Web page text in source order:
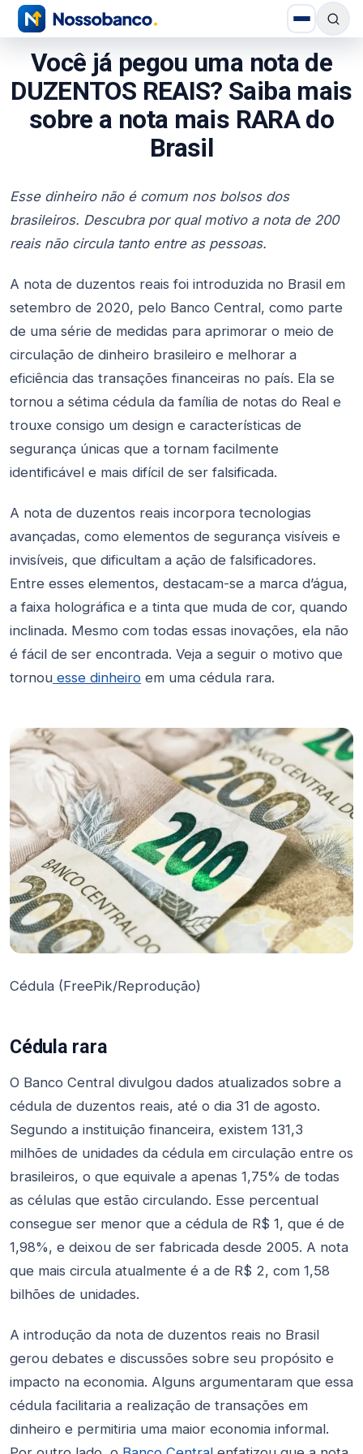
Você já pegou uma nota de
DUZENTOS REAIS? Saiba mais
sobre a nota mais RARA do
Brasil
Esse dinheiro não é comum nos bolsos dos
brasileiros. Descubra por qual motivo a nota de 200
reais não circula tanto entre as pessoas.
A nota de duzentos reais foi introduzida no Brasil em
setembro de 2020, pelo Banco Central, como parte
de uma série de medidas para aprimorar o meio de
circulação de dinheiro brasileiro e melhorar a
eficiência das transações financeiras no país. Ela se
tornou a sétima cédula da família de notas do Real e
trouxe consigo um design e características de
segurança únicas que a tornam facilmente
identificável e mais difícil de ser falsificada.
A nota de duzentos reais incorpora tecnologias
avançadas, como elementos de segurança visíveis e
invisíveis, que dificultam a ação de falsificadores.
Entre esses elementos, destacam-se a marca d’água,
a faixa holográfica e a tinta que muda de cor, quando
inclinada. Mesmo com todas essas inovações, ela não
é fácil de ser encontrada. Veja a seguir o motivo que
tornou esse dinheiro em uma cédula rara.
Cédula (FreePik/Reprodução)
Cédula rara
O Banco Central divulgou dados atualizados sobre a
cédula de duzentos reais, até o dia 31 de agosto.
Segundo a instituição financeira, existem 131,3
milhões de unidades da cédula em circulação entre os
brasileiros, o que equivale a apenas 1,75% de todas
as células que estão circulando. Esse percentual
consegue ser menor que a cédula de R$ 1, que é de
1,98%, e deixou de ser fabricada desde 2005. A nota
que mais circula atualmente é a de R$ 2, com 1,58
bilhões de unidades.
A introdução da nota de duzentos reais no Brasil
gerou debates e discussões sobre seu propósito e
impacto na economia. Alguns argumentaram que essa
cédula facilitaria a realização de transações em
dinheiro e permitiria uma maior economia informal.